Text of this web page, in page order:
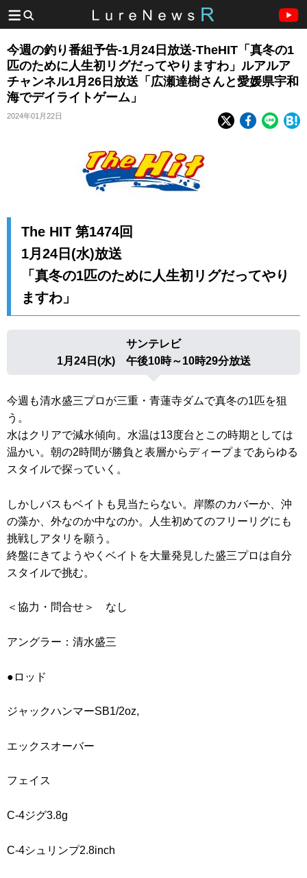
今週の釣り番組予告-1月24日放送-TheHIT「真冬の1
匹のために人生初リグだってやりますわ」ルアルア
チャンネル1月26日放送「広瀬達樹さんと愛媛県宇和
海でデイライトゲーム」
2024年01月22日
The HIT 第1474回
1月24日(水)放送
「真冬の1匹のために人生初リグだってやり
ますわ」
サンテレビ
1月24日(水) 午後10時～10時29分放送
今週も清水盛三プロが三重・青蓮寺ダムで真冬の1匹を狙
う。
水はクリアで減水傾向。水温は13度台とこの時期としては
温かい。朝の2時間が勝負と表層からディープまであらゆる
スタイルで探っていく。
しかしバスもベイトも見当たらない。岸際のカバーか、沖
の藻か、 外なのか中なのか。人生初めてのフリーリグにも
挑戦しアタリを願う。
終盤にきてようやくベイトを大量発見した盛三プロは自分
スタイルで挑む。
＜協力・問合せ＞ なし
アングラー：清水盛三
●ロッド
ジャックハンマーSB1/2oz,
エックスオーバー
フェイス
C-4ジグ3.8g
C-4シュリンプ2.8inch